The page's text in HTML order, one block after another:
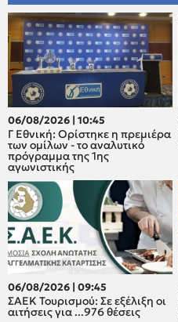
06/08/2026 | 10:45
Γ Εθνική: Ορίστηκε η πρεμιέρα
των ομίλων - το αναλυτικό
πρόγραμμα της 1ης
αγωνιστικής
06/08/2026 | 09:45
ΣΑΕΚ Τουρισμού: Σε εξέλιξη οι
αιτήσεις για ...976 θέσεις